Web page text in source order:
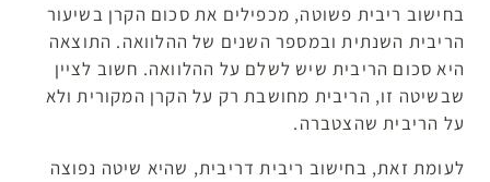
בחישוב ריבית פשוטה, מכפילים את סכום הקרן בשיעור
הריבית השנתית ובמספר השנים של ההלוואה. התוצאה
היא סכום הריבית שיש לשלם על ההלוואה. חשוב לציין
שבשיטה זו, הריבית מחושבת רק על הקרן המקורית ולא
על הריבית שהצטברה.
לעומת זאת, בחישוב ריבית דריבית, שהיא שיטה נפוצה